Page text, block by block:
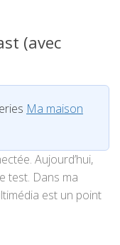
(avec
Ma maison
Aujourd’hui,
test. Dans ma
est un point